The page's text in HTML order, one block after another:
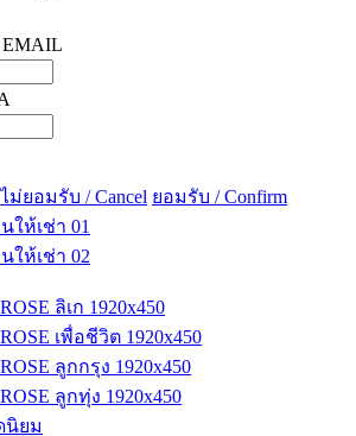
EMAIL
ไม่ยอมรับ / Cancel ยอมรับ / Confirm